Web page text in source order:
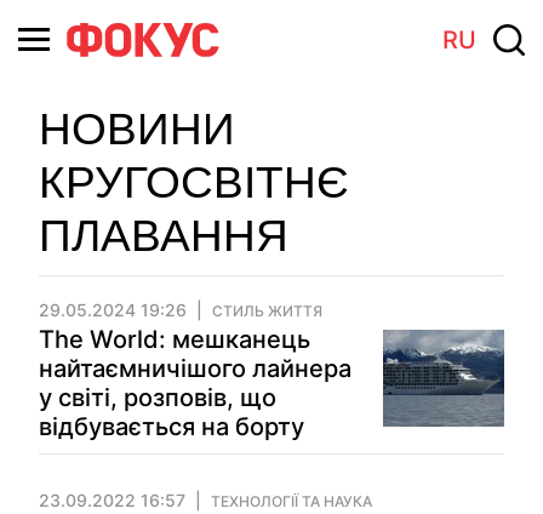
RU
НОВИНИ
КРУГОСВІТНЄ
ПЛАВАННЯ
29.05.2024 19:26 СТИЛЬ ЖИТТЯ
The World: мешканець
найтаємничішого лайнера
у світі, розповів, що
відбувається на борту
23.09.2022 16:57 ТЕХНОЛОГІЇ ТА НАУКА